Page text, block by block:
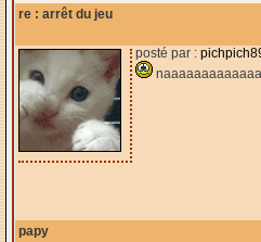
re : arrêt du jeu
posté par :
papy